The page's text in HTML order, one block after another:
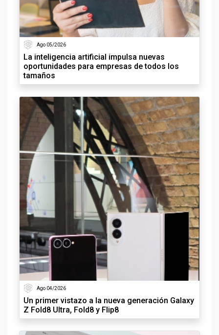
Ago 05/2026
La inteligencia artificial impulsa nuevas
oportunidades para empresas de todos los
tamaños
Ago 04/2026
Un primer vistazo a la nueva generación Galaxy
Z Fold8 Ultra, Fold8 y Flip8